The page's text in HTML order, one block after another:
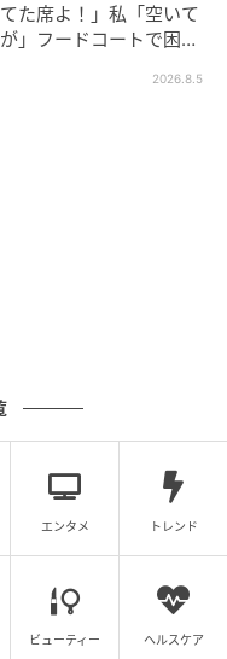
た席よ！」私「空いて
」フードコートで困
2026.8.5
エンタメ トレンド
ビューティー ヘルスケア